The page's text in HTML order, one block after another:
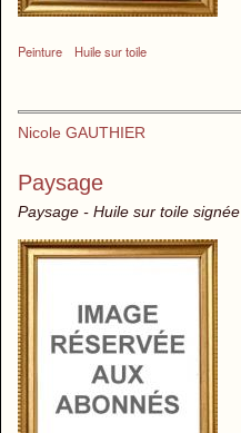
Peinture Huile sur toile
Nicole GAUTHIER
Paysage
Paysage - Huile sur toile signée